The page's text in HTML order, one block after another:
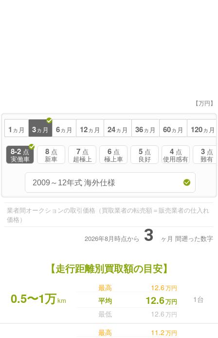
【万円】
1 ヵ月 3ヵ月 6ヵ月 12ヵ月 24ヵ月 36ヵ月 60ヵ月 120ヵ月
8-2 点
実働車
8 点
新車
7 点
超極上
6 点
極上車
5 点
良好
4 点
使用感有
3 点
難有
業者間オークションの取引価格（買取業者の転売額＝販売業者の仕入れ
価格）
2026年8月時点から 3 ヶ月 間遡った数字
【走行距離別買取額の目安】
0.5〜1万km
最高 12.6万円
1台
平均 12.6万円
最低 12.6万円
最高 11.2万円